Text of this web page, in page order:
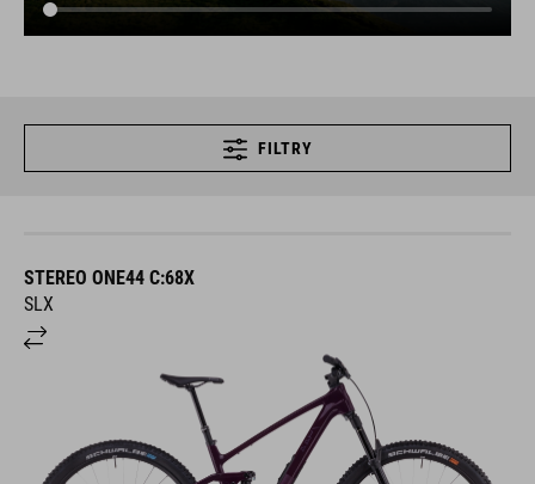
FILTRY
STEREO ONE44 C:68X
SLX